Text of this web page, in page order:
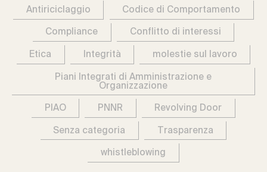
Antiriciclaggio Codice di Comportamento
Compliance Conflitto di interessi
Etica Integrità molestie sul lavoro
Piani Integrati di Amministrazione e
Organizzazione
PIAO PNNR Revolving Door
Senza categoria Trasparenza
whistleblowing